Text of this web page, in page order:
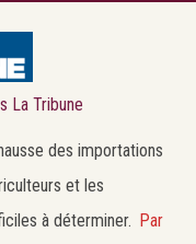
La Tribune
des importations
et les
à déterminer. Par